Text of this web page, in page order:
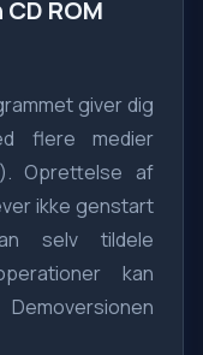
ROM
giver dig
flere medier
Oprettelse af
ikke genstart
selv tildele
kan